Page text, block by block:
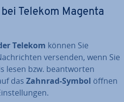
Telekom Magenta
Telekom können Sie
versenden, wenn Sie
lesen bzw. be­ant­wor­ten
das Zahnrad-Symbol öffnen